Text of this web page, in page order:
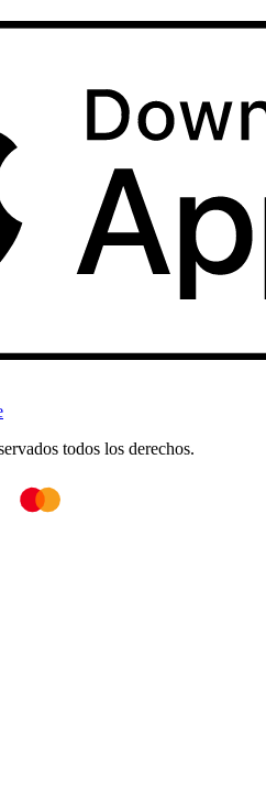
todos los derechos.